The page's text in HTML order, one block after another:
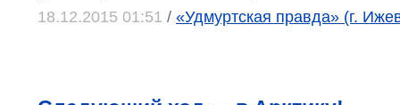
18.12.2015 01:51 / «Удмуртская правда» (г.